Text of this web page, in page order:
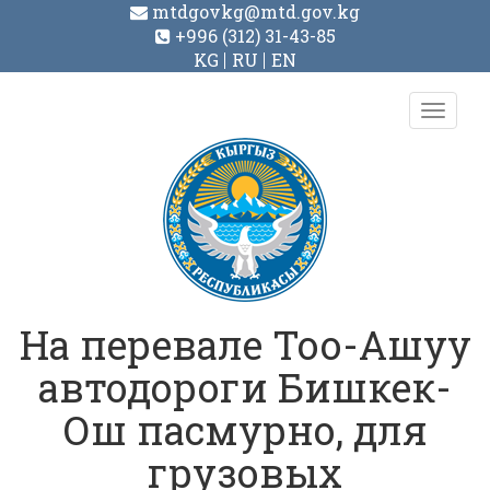
mtdgovkg@mtd.gov.kg
+996 (312) 31-43-85
KG
RU EN
Toggle
На перевале Тоо-Ашуу
автодороги Бишкек-
Ош пасмурно, для
грузовых